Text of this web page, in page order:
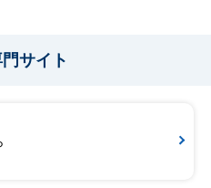
サイト